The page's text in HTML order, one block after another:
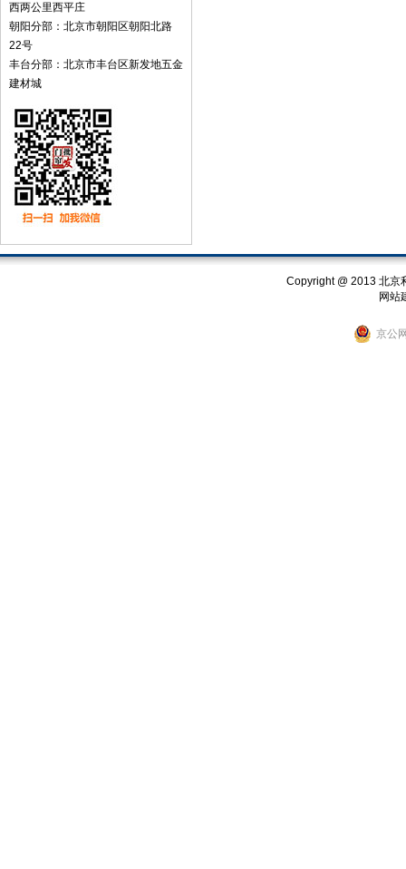
西两公里西平庄
朝阳分部：北京市朝阳区朝阳北路
22号
丰台分部：北京市丰台区新发地五金
建材城
Copyright @ 2013 北京
网站
京公